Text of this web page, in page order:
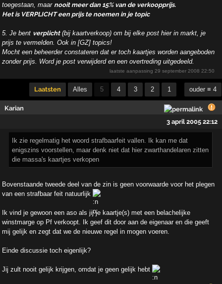
toegestaan, maar nooit meer dan 15% van de verkoopprijs.
Het is VERPLICHT een prijs te noemen in je topic
5. Je bent verplicht(bij kaartverkoop) om bij elke post hier in markt, je
prijs te vermelden. Ook in [GZ] topics!
Mocht een beheerder constateren dat er toch kaartjes worden aangeboden
zonder prijs. Word je post verwijderd en een overtreding uitgedeeld.
laatste aanpassing29 september 2008 22:50
Laatsten Alles 5 4 3 2 1 ouder ≡ 4
Karian
3 april 2005 22:12
Ik zie regelmatig het woord strafbaarfeit vallen. Ik kan me dat
enigszins voorstellen, maar denk niet dat hier zwarthandelaren zitten
die massa's kaartjes verkopen
Bovenstaande tweede deel van de zin is geen voorwaarde voor het plegen
van een strafbaar feit natuurlijk
Ik vind je gewoon een aso als jij je kaartje(s) met een belachelijke
winstmarge op Pf verkoopt. Ik geef dit door aan de eigenaar en die geeft
mij gelijk en zegt dat we de nieuwe regel in mogen voeren.
Einde discussie toch eigenlijk?
Jij zult nooit gelijk krijgen, omdat je geen gelijk hebt